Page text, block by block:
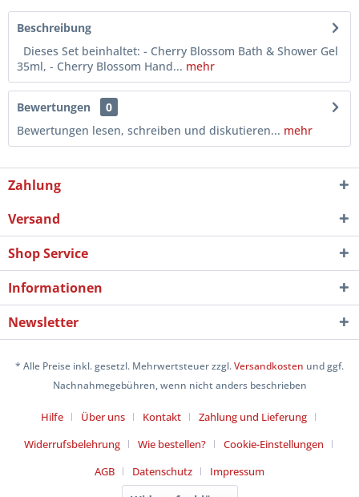
Beschreibung
Dieses Set beinhaltet: - Cherry Blossom Bath & Shower Gel
35ml, - Cherry Blossom Hand... mehr
Bewertungen
0
Bewertungen lesen, schreiben und diskutieren... mehr
Zahlung
Versand
Shop Service
Informationen
Newsletter
* Alle Preise inkl. gesetzl. Mehrwertsteuer zzgl.Versandkosten und ggf.
Nachnahmegebühren, wenn nicht anders beschrieben
Hilfe Über uns Kontakt
Zahlung und Lieferung
Widerrufsbelehrung
Wie bestellen?
Cookie-Einstellungen
AGB
Datenschutz Impressum